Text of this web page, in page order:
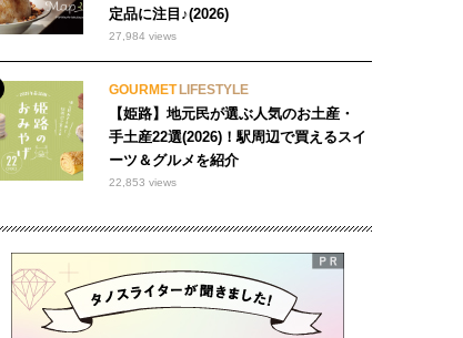
定品に注目♪(2026)
27,984 views
GOURMET LIFESTYLE
【姫路】地元民が選ぶ人気のお土産・
手土産22選(2026)！駅周辺で買えるスイ
ーツ＆グルメを紹介
22,853 views